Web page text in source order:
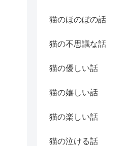
猫のほのぼの話
猫の不思議な話
猫の優しい話
猫の嬉しい話
猫の楽しい話
猫の泣ける話